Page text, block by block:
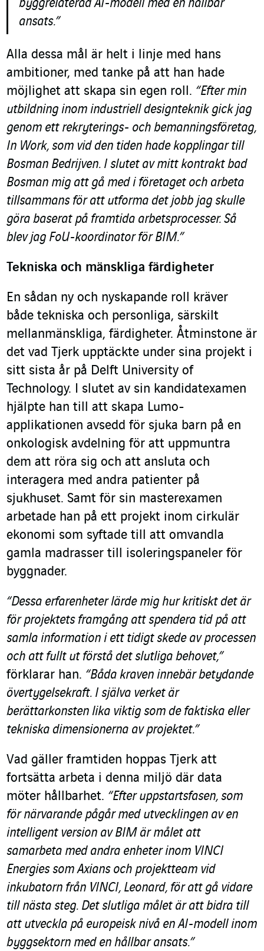
byggrelaterad AI-modell med en hållbar
ansats.”
Alla dessa mål är helt i linje med hans
ambitioner, med tanke på att han hade
möjlighet att skapa sin egen roll. “Efter min
utbildning inom industriell designteknik gick jag
genom ett rekryterings- och bemanningsföretag,
In Work, som vid den tiden hade kopplingar till
Bosman Bedrijven. I slutet av mitt kontrakt bad
Bosman mig att gå med i företaget och arbeta
tillsammans för att utforma det jobb jag skulle
göra baserat på framtida arbetsprocesser. Så
blev jag FoU-koordinator för BIM.”
Tekniska och mänskliga färdigheter
En sådan ny och nyskapande roll kräver
både tekniska och personliga, särskilt
mellanmänskliga, färdigheter. Åtminstone är
det vad Tjerk upptäckte under sina projekt i
sitt sista år på Delft University of
Technology. I slutet av sin kandidatexamen
hjälpte han till att skapa Lumo-
applikationen avsedd för sjuka barn på en
onkologisk avdelning för att uppmuntra
dem att röra sig och att ansluta och
interagera med andra patienter på
sjukhuset. Samt för sin masterexamen
arbetade han på ett projekt inom cirkulär
ekonomi som syftade till att omvandla
gamla madrasser till isoleringspaneler för
byggnader.
“Dessa erfarenheter lärde mig hur kritiskt det är
för projektets framgång att spendera tid på att
samla information i ett tidigt skede av processen
och att fullt ut förstå det slutliga behovet,”
förklarar han. “Båda kraven innebär betydande
övertygelsekraft. I själva verket är
berättarkonsten lika viktig som de faktiska eller
tekniska dimensionerna av projektet.”
Vad gäller framtiden hoppas Tjerk att
fortsätta arbeta i denna miljö där data
möter hållbarhet. “Efter uppstartsfasen, som
för närvarande pågår med utvecklingen av en
intelligent version av BIM är målet att
samarbeta med andra enheter inom VINCI
Energies som Axians och projektteam vid
inkubatorn från VINCI, Leonard, för att gå vidare
till nästa steg. Det slutliga målet är att bidra till
att utveckla på europeisk nivå en AI-modell inom
byggsektorn med en hållbar ansats.”